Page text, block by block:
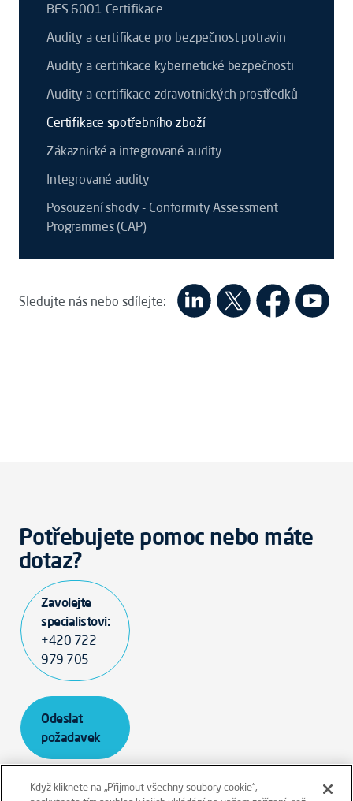
BES 6001 Certifikace
Audity a certifikace pro bezpečnost potravin
Audity a certifikace kybernetické bezpečnosti
Audity a certifikace zdravotnických prostředků
Certifikace spotřebního zboží
Zákaznické a integrované audity
Integrované audity
Posouzení shody - Conformity Assessment
Programmes (CAP)
Sledujte nás nebo sdílejte:
Potřebujete pomoc nebo máte
dotaz?
Zavolejte
specialistovi:
+420 722
979 705
Odeslat
požadavek
Když kliknete na „Přijmout všechny soubory cookie“,